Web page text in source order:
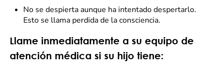
No se despierta aunque ha intentado despertarlo.
Esto se llama perdida de la consciencia.
Llame inmediatamente a su equipo de
atención médica si su hijo tiene: